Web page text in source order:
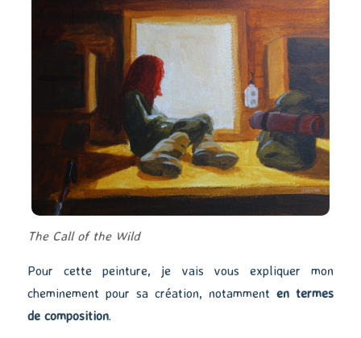
The Call of the Wild
Pour cette peinture, je vais vous expliquer mon
cheminement pour sa création, notamment en termes
de composition.